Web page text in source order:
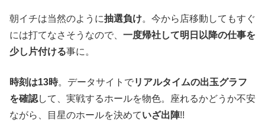
朝イチは当然のように抽選負け。今から店移動してもすぐ
には打てなさそうなので、 一度帰社して明日以降の仕事を
少し片付ける事に。
時刻は13時。データサイトでリアルタイムの出玉グラフ
を確認して、実戦するホールを物色。座れるかどうか不安
ながら、目星のホールを決めていざ出陣!!